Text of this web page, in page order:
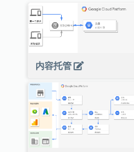
内容托管